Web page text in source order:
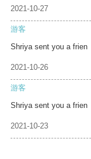
2021-10-27
游客
Shriya sent you a frien
2021-10-26
游客
Shriya sent you a frien
2021-10-23